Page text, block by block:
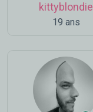
kittyblondie
19 ans